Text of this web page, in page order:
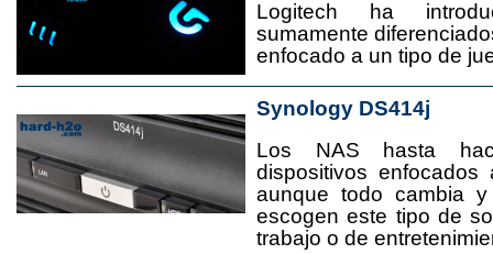
Logitech ha
sumamente
enfocado a un tipo de
Synology DS414j
Los NAS hasta
dispositivos
aunque todo cambia
escogen este tipo de
trabajo o de